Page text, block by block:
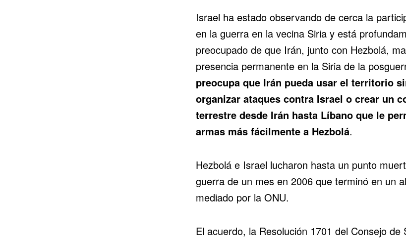
Israel ha estado observando de cerca la
en la guerra en la vecina Siria y está
preocupado de que Irán, junto con Hezbolá,
presencia permanente en la Siria de la
preocupa que Irán pueda usar el territorio
organizar ataques contra Israel o crear un
terrestre desde Irán hasta Líbano que le
armas más fácilmente a Hezbolá.
Hezbolá e Israel lucharon hasta un punto
guerra de un mes en 2006 que terminó en un
mediado por la ONU.
El acuerdo, la Resolución 1701 del Consejo de